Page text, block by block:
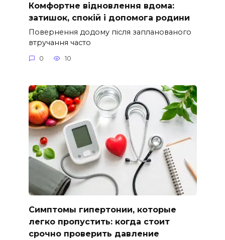
Комфортне відновлення вдома:
затишок, спокій і допомога родини
Повернення додому після запланованого
втручання часто
0 10
Симптомы гипертонии, которые
легко пропустить: когда стоит
срочно проверить давление